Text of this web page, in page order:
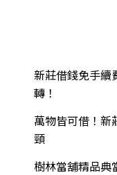
新莊借錢免手續
轉！
萬物皆可借！新
頸
樹林當舖精品典